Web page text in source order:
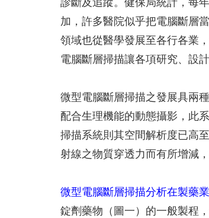
加，許多醫院似乎把電腦斷層
領域也從醫學發展至各行各業
電腦斷層掃描讓各項研究、設
微型電腦斷層掃描之發展具兩
配合生理機能的動態攝影，此
掃描系統則其空間解析度已高
射線之物質穿透力而有所增減
微型電腦斷層掃描分析在製藥
錠劑藥物（圖一）的一般製程